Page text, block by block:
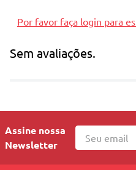
Por favor faça login para
Sem avaliações.
Assine nossa
Newsletter